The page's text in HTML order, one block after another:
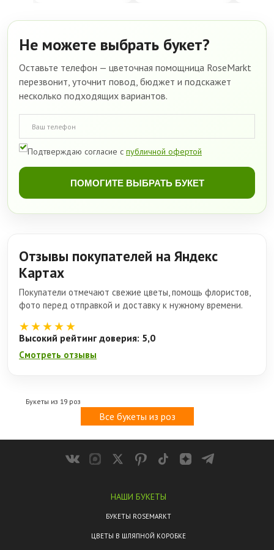
Не можете выбрать букет?
Оставьте телефон — цветочная помощница RoseMarkt
перезвонит, уточнит повод, бюджет и подскажет
несколько подходящих вариантов.
Подтверждаю согласие с публичной офертой
ПОМОГИТЕ ВЫБРАТЬ БУКЕТ
Отзывы покупателей на Яндекс
Картах
Покупатели отмечают свежие цветы, помощь флористов,
фото перед отправкой и доставку к нужному времени.
★★★★★
Высокий рейтинг доверия: 5,0
Смотреть отзывы
Букеты из 19 роз
Все букеты из роз
НАШИ БУКЕТЫ
БУКЕТЫ ROSEMARKT
ЦВЕТЫ В ШЛЯПНОЙ КОРОБКЕ